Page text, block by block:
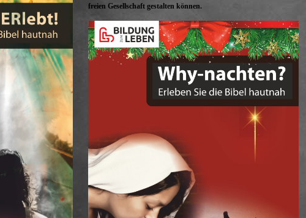
freien Gesellschaft gestalten können.